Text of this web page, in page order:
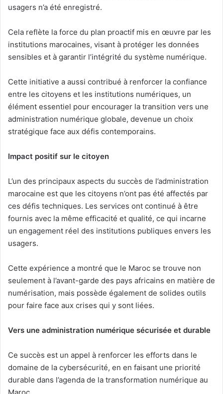
usagers n’a été enregistré.
Cela reflète la force du plan proactif mis en œuvre par les
institutions marocaines, visant à protéger les données
sensibles et à garantir l’intégrité du système numérique.
Cette initiative a aussi contribué à renforcer la confiance
entre les citoyens et les institutions numériques, un
élément essentiel pour encourager la transition vers une
administration numérique globale, devenue un choix
stratégique face aux défis contemporains.
Impact positif sur le citoyen
L’un des principaux aspects du succès de l’administration
marocaine est que les citoyens n’ont pas été affectés par
ces défis techniques. Les services ont continué à être
fournis avec la même efficacité et qualité, ce qui incarne
un engagement réel des institutions publiques envers les
usagers.
Cette expérience a montré que le Maroc se trouve non
seulement à l’avant-garde des pays africains en matière de
numérisation, mais possède également de solides outils
pour faire face aux crises qui y sont liées.
Vers une administration numérique sécurisée et durable
Ce succès est un appel à renforcer les efforts dans le
domaine de la cybersécurité, en en faisant une priorité
durable dans l’agenda de la transformation numérique au